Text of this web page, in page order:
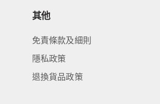
其他
免責條款及細則
隱私政策
退換貨品政策